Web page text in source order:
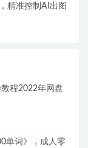
精准控制AI出图
程2022年网盘
单词》，成人零